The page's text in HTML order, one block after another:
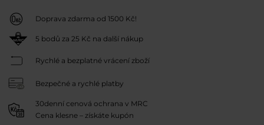
Doprava zdarma od 1500 Kč!
5 bodů za 25 Kč na další nákup
Rychlé a bezplatné vrácení zboží
Bezpečné a rychlé platby
30denní cenová ochrana v MRC
Cena klesne – získáte kupón